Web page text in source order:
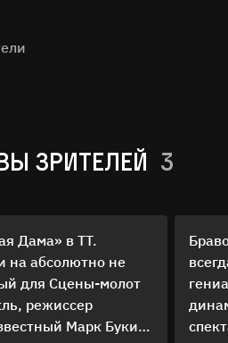
ЗРИТЕЛЕЙ 3
Дама» в ТТ.
на абсолютно не
для Сцены-молот
режиссер
Марк Букин,